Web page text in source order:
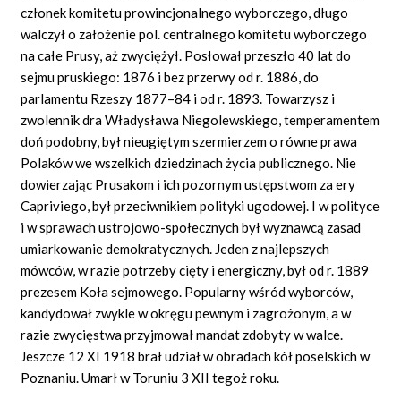
członek komitetu prowincjonalnego wyborczego, długo
walczył o założenie pol. centralnego komitetu wyborczego
na całe Prusy, aż zwyciężył. Posłował przeszło 40 lat do
sejmu pruskiego: 1876 i bez przerwy od r. 1886, do
parlamentu Rzeszy 1877–84 i od r. 1893. Towarzysz i
zwolennik dra Władysława Niegolewskiego, temperamentem
doń podobny, był nieugiętym szermierzem o równe prawa
Polaków we wszelkich dziedzinach życia publicznego. Nie
dowierzając Prusakom i ich pozornym ustępstwom za ery
Capriviego, był przeciwnikiem polityki ugodowej. I w polityce
i w sprawach ustrojowo-społecznych był wyznawcą zasad
umiarkowanie demokratycznych. Jeden z najlepszych
mówców, w razie potrzeby cięty i energiczny, był od r. 1889
prezesem Koła sejmowego. Popularny wśród wyborców,
kandydował zwykle w okręgu pewnym i zagrożonym, a w
razie zwycięstwa przyjmował mandat zdobyty w walce.
Jeszcze 12 XI 1918 brał udział w obradach kół poselskich w
Poznaniu. Umarł w Toruniu 3 XII tegoż roku.